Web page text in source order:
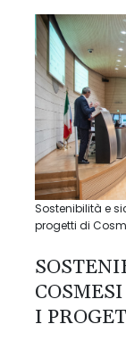
Sostenibilità e
progetti di
I